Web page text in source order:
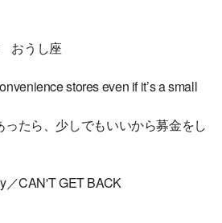
うし座
stores even if it’s a small
ったら、少しでもいいから募金をし
／CAN'T GET BACK